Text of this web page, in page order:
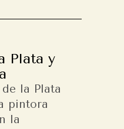
Plata y
la Plata
pintora
la